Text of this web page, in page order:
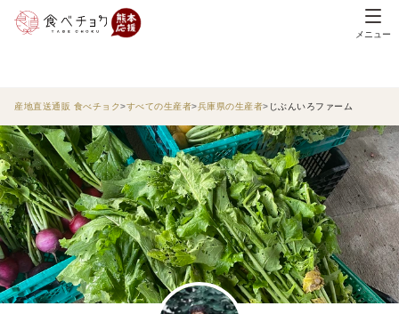
メニュー
産地直送通販 食べチョク すべての生産者 兵庫県の生産者 じぶんいろファーム